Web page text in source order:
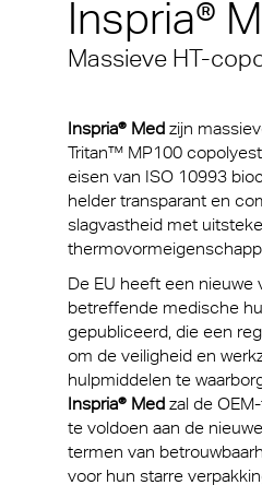
Exolon® Multiwall
AkyVer® Multiwall Sheets
Exolon® Solid
Exolon® LED
Curvalite®
Opake massieve platen
Kunststof platen voor
hulpmiddelen
producten
Lichtreclame
Led-verlichting
Massatransport
Beglazing
Tuinbouwkassen
Automobiel
Technical Information
Loopbaan
Terms & Conditions
Inspria®
Massieve HT-
Inspria® Medzijn
Tritan™ MP100
eisen van ISO 10993
helder transparant en
slagvastheid met
De EU heeft een nieuwe
betreffende medische
gepubliceerd, die een
om de veiligheid en
hulpmiddelen te
Inspria® Medzal de
te voldoen aan de
termen van
voor hun starre